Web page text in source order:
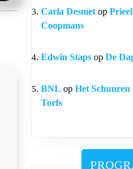
Carla Desmet op
Coopmans
Edwin Staps op De
BNL op Het
Torfs